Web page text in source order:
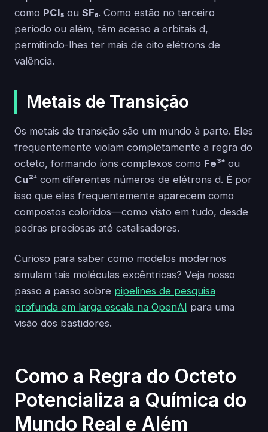
como PCl₅ ou SF₆. Como estão no terceiro
período ou além, têm acesso a orbitais d,
permitindo-lhes ter mais de oito elétrons de
valência.
Metais de Transição
Os metais de transição são um mundo à parte. Eles
frequentemente violam completamente a regra do
octeto, formando íons complexos como Fe³⁺ ou
Cu²⁺ com diferentes números de elétrons d. É por
isso que eles frequentemente aparecem como
compostos coloridos—como visto em tudo, desde
pedras preciosas até catalisadores.
Curioso para saber como modelos modernos
simulam tais moléculas excêntricas? Veja nosso
passo a passo sobre pipelines de pesquisa
profunda em larga escala na OpenAI para uma
visão dos bastidores.
Como a Regra do Octeto
Potencializa a Química do
Mundo Real e Além